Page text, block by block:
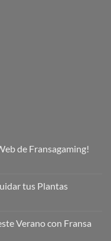
de Fransagaming!
tus Plantas
Verano con Fransa